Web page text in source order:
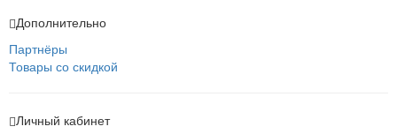
Дополнительно
Партнёры
Товары со скидкой
Личный кабинет